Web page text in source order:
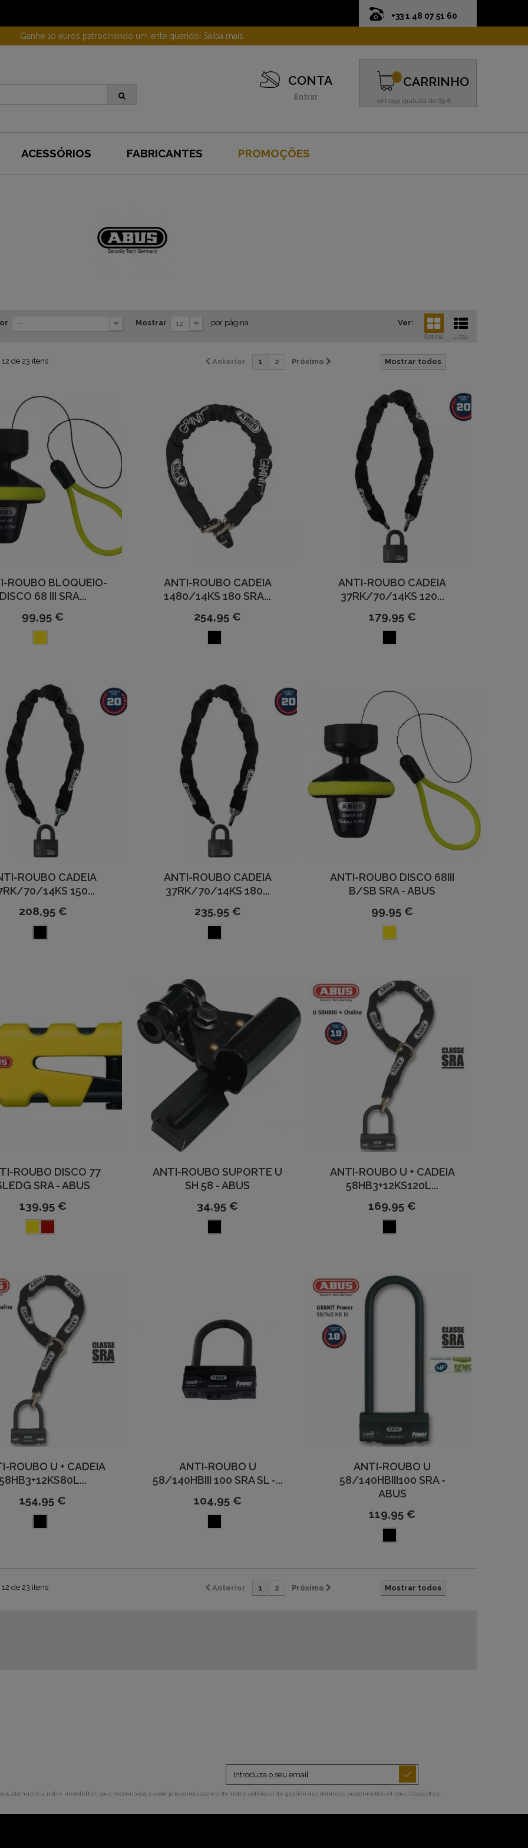
+33 1 48 07 51 60
Ganhe 10 euros patrocinando um ente querido! Saiba mais
CONTA
Entrar
CARRINHO
entrega gratuita de 69 €
0
ACESSÓRIOS FABRICANTES PROMOÇÕES
Ver:
Grelha Lista
-- Mostrar 12 por página
Mostrar todos
Anterior 1 2 Próximo
de 23 itens
ROUBO BLOQUEIO-
68 III SRA...
99,95 €
ANTI-ROUBO CADEIA
1480/14KS 180 SRA...
254,95 €
ANTI-ROUBO CADEIA
37RK/70/14KS 120...
179,95 €
ROUBO CADEIA
70/14KS 150...
208,95 €
ANTI-ROUBO CADEIA
37RK/70/14KS 180...
235,95 €
ANTI-ROUBO DISCO 68III
B/SB SRA - ABUS
99,95 €
ROUBO DISCO 77
SRA - ABUS
139,95 €
ANTI-ROUBO SUPORTE U
SH 58 - ABUS
34,95 €
ANTI-ROUBO U + CADEIA
58HB3+12KS120L...
169,95 €
ROUBO U + CADEIA
154,95 €
ANTI-ROUBO U
58/140HBIII 100 SRA SL -...
104,95 €
ANTI-ROUBO U
58/140HBIII100 SRA -
ABUS
119,95 €
Mostrar todos
Anterior 1 2 Próximo
de 23 itens
abonnant à notre newsletter, vous reconnaissez avoir pris connaissance de notre politique de gestion des données personnelles et vous l'acceptez.